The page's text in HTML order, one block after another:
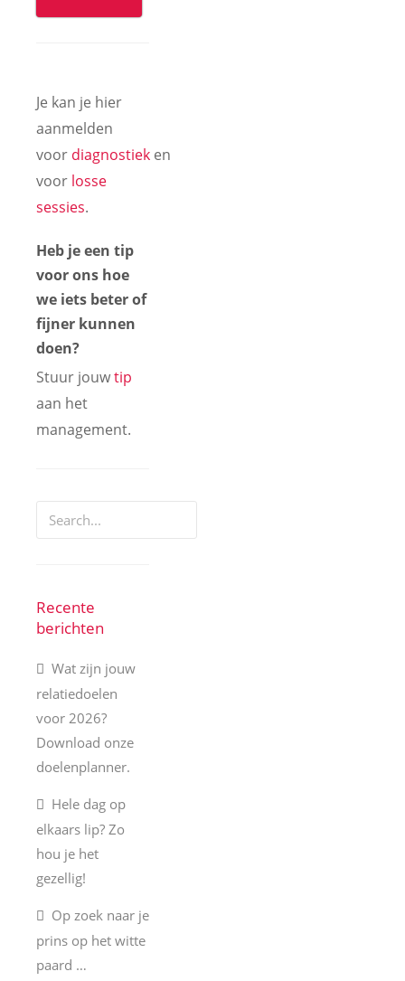
Je kan je hier
aanmelden
voor diagnostiek en
voor losse
sessies.
Heb je een tip
voor ons hoe
we iets beter of
fijner kunnen
doen?
Stuur jouwtip
aan het
management.
Recente
berichten
Wat zijn jouw
relatiedoelen
voor 2026?
Download onze
doelenplanner.
Hele dag op
elkaars lip? Zo
hou je het
gezellig!
Op zoek naar je
prins op het witte
paard …